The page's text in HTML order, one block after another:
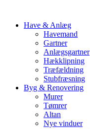
Have & Anlæg
Havemand
Gartner
Anlægsgartner
Hækklipning
Træfældning
Stubfræsning
Byg & Renovering
Murer
Tømrer
Altan
Nye vinduer